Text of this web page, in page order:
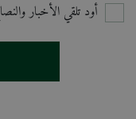
أود تلقي الأخبار